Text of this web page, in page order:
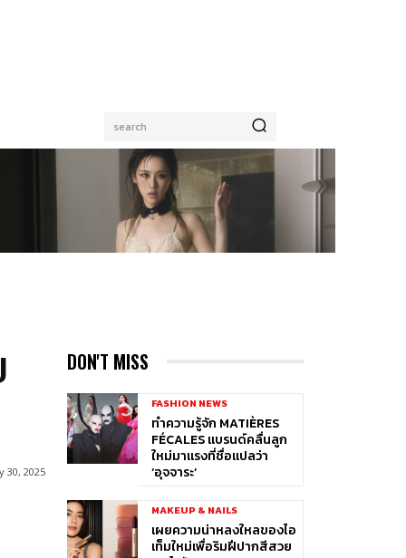
search
30, 2025
DON'T MISS
FASHION NEWS
ทำความรู้จัก MATIÈRES
FÉCALES แบรนด์คลื่นลูก
ใหม่มาแรงที่ชื่อแปลว่า
‘อุจจาระ’
MAKEUP & NAILS
เผยความน่าหลงใหลของไอ
เท็มใหม่เพื่อริมฝีปากสีสวย